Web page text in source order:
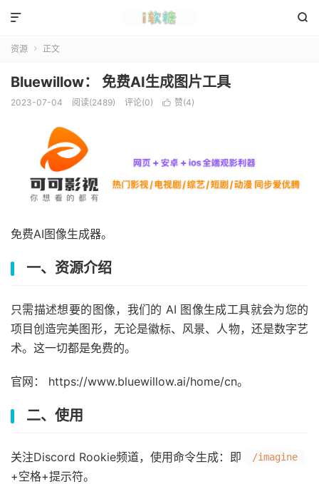


资源  正文
Bluewillow： 免费AI生成图片工具
2023-07-04 阅读(2489) 评论(0)  赞(4)
免费AI图像生成器。
一、资源介绍
只需描述想要的图像，我们的 AI 图像生成工具就会为您的
项目创造完美图形，无论是徽标、风景、人物，还是数字艺
术。这一切都是免费的。
官网： https://www.bluewillow.ai/home/cn。
二、使用
关注Discord Rookie频道，使用命令生成：即 /imagine
+空格+提示符。